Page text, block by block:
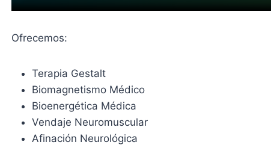
Ofrecemos:
Terapia Gestalt
Biomagnetismo Médico
Bioenergética Médica
Vendaje Neuromuscular
Afinación Neurológica